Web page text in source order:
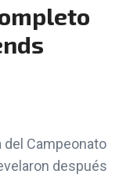
del Campeonato
después